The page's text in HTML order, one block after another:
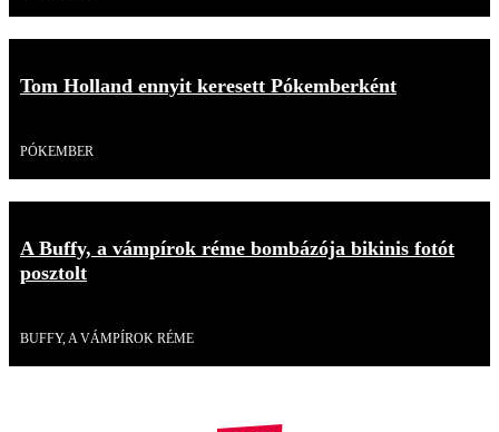
Tom Holland ennyit keresett Pókemberként
PÓKEMBER
A Buffy, a vámpírok réme bombázója bikinis fotót
posztolt
BUFFY, A VÁMPÍROK RÉME